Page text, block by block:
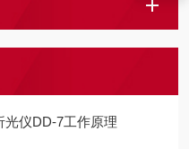
光仪DD-7工作原理